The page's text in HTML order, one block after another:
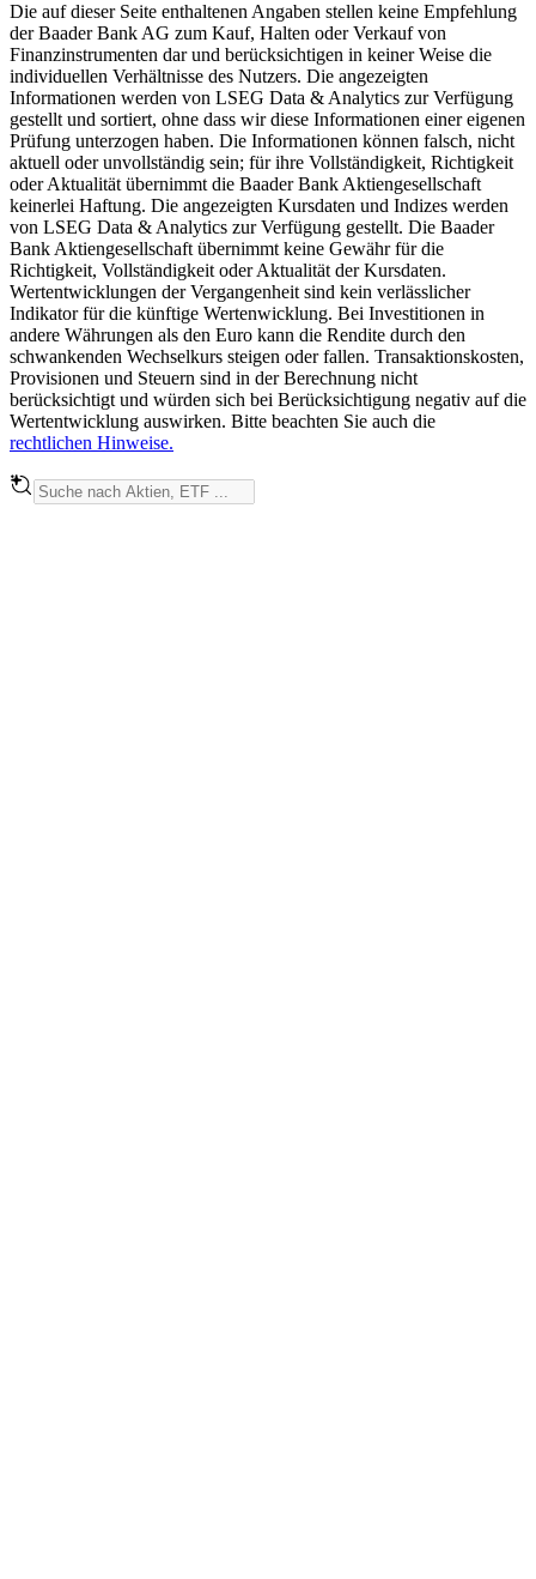
Die auf dieser Seite enthaltenen Angaben stellen keine Empfehlung
der Baader Bank AG zum Kauf, Halten oder Verkauf von
Finanzinstrumenten dar und berücksichtigen in keiner Weise die
individuellen Verhältnisse des Nutzers. Die angezeigten
Informationen werden von LSEG Data & Analytics zur Verfügung
gestellt und sortiert, ohne dass wir diese Informationen einer eigenen
Prüfung unterzogen haben. Die Informationen können falsch, nicht
aktuell oder unvollständig sein; für ihre Vollständigkeit, Richtigkeit
oder Aktualität übernimmt die Baader Bank Aktiengesellschaft
keinerlei Haftung. Die angezeigten Kursdaten und Indizes werden
von LSEG Data & Analytics zur Verfügung gestellt. Die Baader
Bank Aktiengesellschaft übernimmt keine Gewähr für die
Richtigkeit, Vollständigkeit oder Aktualität der Kursdaten.
Wertentwicklungen der Vergangenheit sind kein verlässlicher
Indikator für die künftige Wertenwicklung. Bei Investitionen in
andere Währungen als den Euro kann die Rendite durch den
schwankenden Wechselkurs steigen oder fallen. Transaktionskosten,
Provisionen und Steuern sind in der Berechnung nicht
berücksichtigt und würden sich bei Berücksichtigung negativ auf die
Wertentwicklung auswirken. Bitte beachten Sie auch die
rechtlichen Hinweise.